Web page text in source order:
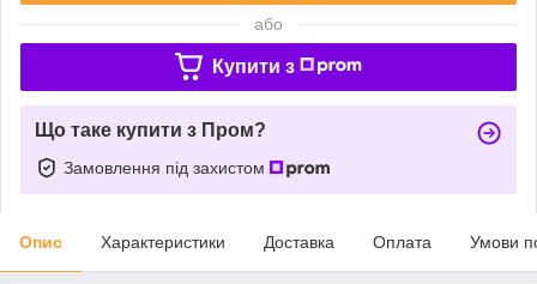
або
Купити з
Що таке купити з Пром?
Замовлення під захистом
Опис Характеристики Доставка Оплата Умови